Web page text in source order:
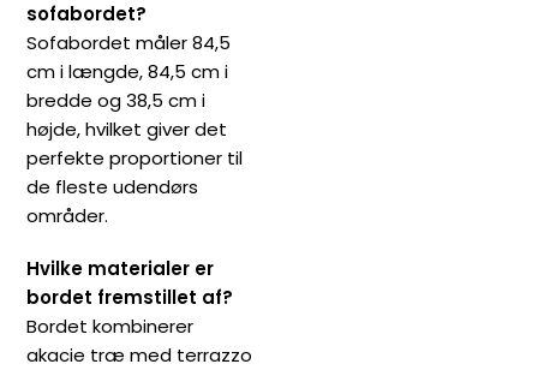
sofabordet?
Sofabordet måler 84,5
cm i længde, 84,5 cm i
bredde og 38,5 cm i
højde, hvilket giver det
perfekte proportioner til
de fleste udendørs
områder.
Hvilke materialer er
bordet fremstillet af?
Bordet kombinerer
akacie træ med terrazzo